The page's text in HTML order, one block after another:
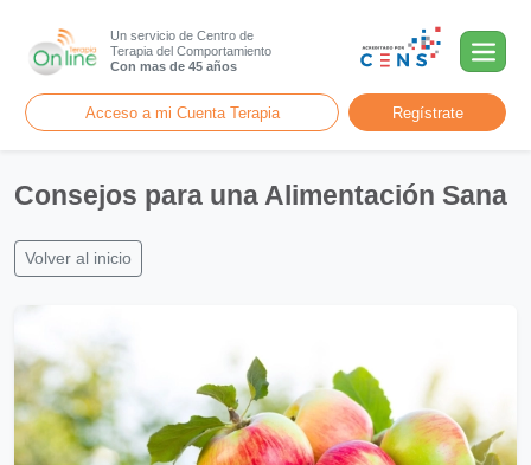
Un servicio de Centro de
Terapia del Comportamiento
Con mas de 45 años
Acceso a mi Cuenta Terapia Regístrate
Consejos para una Alimentación Sana
Volver al inicio